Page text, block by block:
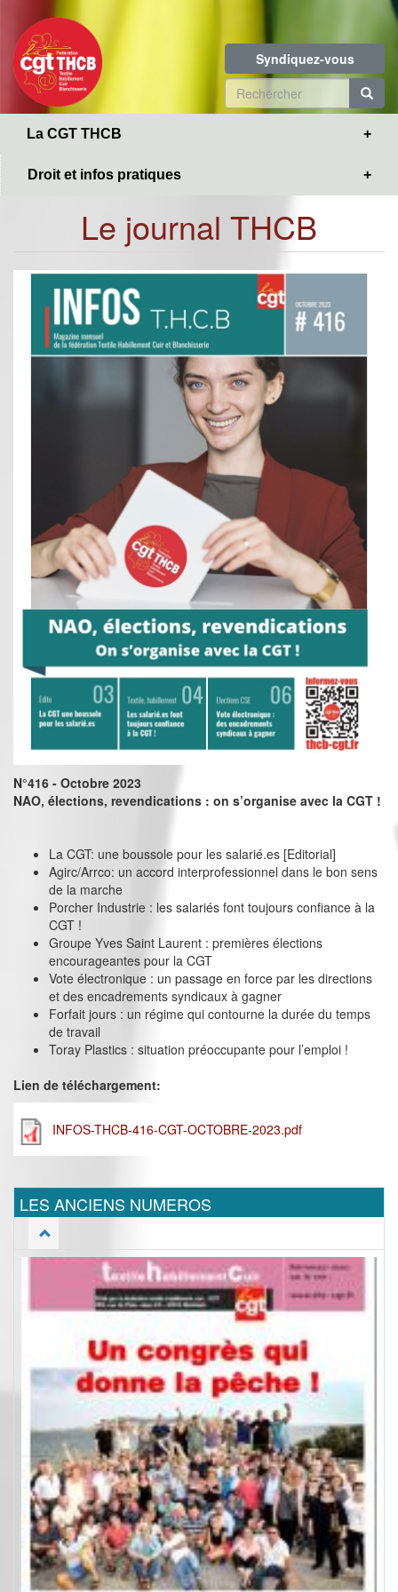
contenu
principal
Syndiquez-vous
Formulaire
de
La CGT THCB
Droit et infos pratiques
Le journal THCB
N°416 - Octobre 2023
NAO, élections, revendications : on s’organise avec la CGT !
La CGT: une boussole pour les salarié.es [Editorial]
Agirc/Arrco: un accord interprofessionnel dans le bon sens
de la marche
Porcher Industrie : les salariés font toujours confiance à la
CGT !
Groupe Yves Saint Laurent : premières élections
encourageantes pour la CGT
Vote électronique : un passage en force par les directions
et des encadrements syndicaux à gagner
Forfait jours : un régime qui contourne la durée du temps
de travail
Toray Plastics : situation préoccupante pour l’emploi !
Lien de téléchargement:
INFOS-THCB-416-CGT-OCTOBRE-2023.pdf
LES ANCIENS NUMEROS